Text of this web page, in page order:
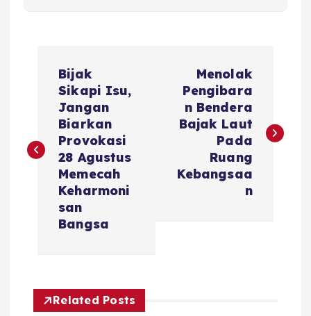
t
Bijak
Sikapi Isu,
Jangan
Biarkan
Provokasi
28 Agustus
Memecah
Keharmoni
san
Bangsa
Menolak
Pengibara
n Bendera
Bajak Laut
Pada
Ruang
Kebangsaa
n
Related Posts